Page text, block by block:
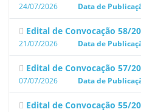
24/07/2026
Data de
Edital de Convocação 58/
21/07/2026
Data de
Edital de Convocação 57/
07/07/2026
Data de
Edital de Convocação 55/